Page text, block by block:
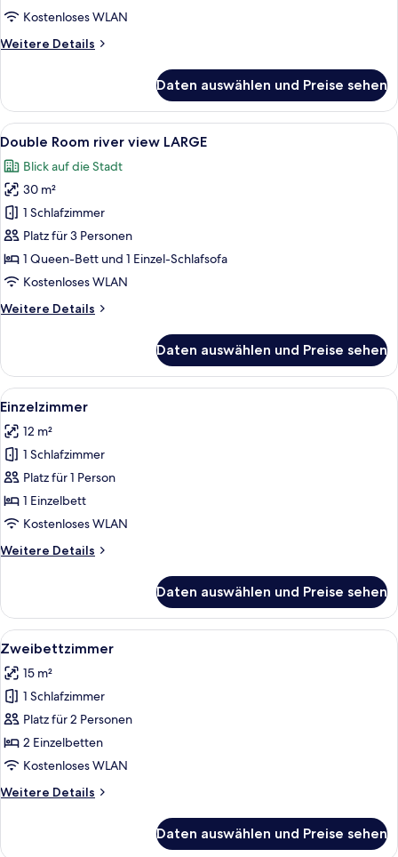
MEDIUM
Kostenloses WLAN
Weitere Details
Weitere
Room
river
view
Daten auswählen und Preise sehen
Alle
Fotos
für
Double
Room
river
view
LARGE
Ein Hotelzimmer mit einem großen
5
Double Room river view LARGE
Blick auf die Stadt
30 m²
1 Schlafzimmer
Platz für 3 Personen
1 Queen-Bett und 1 Einzel-Schlafsofa
Kostenloses WLAN
Weitere Details
Weitere
Room
river
view
Daten auswählen und Preise sehen
Alle
Fotos
für
Einzelzimmer
anzeigen
Ein modernes Interieur mit
8
Einzelzimmer
12 m²
1 Schlafzimmer
Platz für 1 Person
1 Einzelbett
Kostenloses WLAN
Weitere Details
Weitere
Daten auswählen und Preise sehen
Alle
Fotos
für
Zweibettzimmer
anzeigen
Ein kleines Hotelzimmer mit zwei
4
Zweibettzimmer
15 m²
1 Schlafzimmer
Platz für 2 Personen
2 Einzelbetten
Kostenloses WLAN
Weitere Details
Weitere
Daten auswählen und Preise sehen